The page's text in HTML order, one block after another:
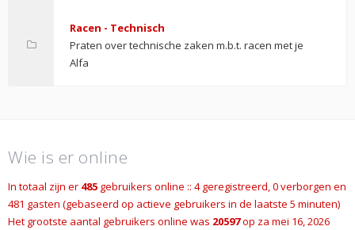
Racen - Technisch
Praten over technische zaken m.b.t. racen met je
Alfa
Wie is er online
In totaal zijn er 485 gebruikers online :: 4 geregistreerd, 0 verborgen en
481 gasten (gebaseerd op actieve gebruikers in de laatste 5 minuten)
Het grootste aantal gebruikers online was 20597op za mei 16, 2026